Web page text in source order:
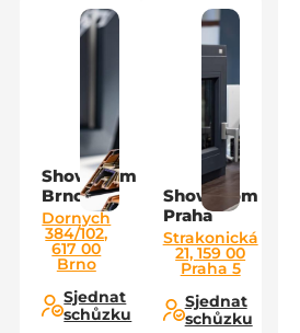
Showroom
Brno
Dornych
384/102,
617 00
Brno
Sjednat
schůzku
Showroom
Praha
Strakonická
21, 159 00
Praha 5
Sjednat
schůzku